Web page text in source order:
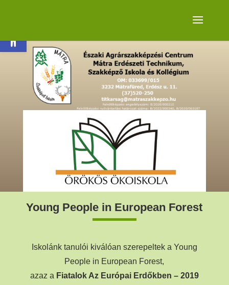
Young People in European Forest
Iskolánk tanulói kiválóan szerepeltek a Young
People in European Forest,
azaz a Fiatalok Az Európai Erdőkben – 2019